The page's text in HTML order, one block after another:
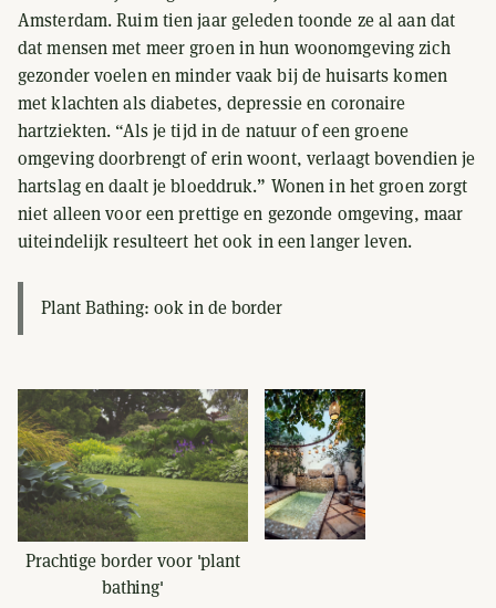
Amsterdam. Ruim tien jaar geleden toonde ze al aan dat
dat mensen met meer groen in hun woonomgeving zich
gezonder voelen en minder vaak bij de huisarts komen
met klachten als diabetes, depressie en coronaire
hartziekten. “Als je tijd in de natuur of een groene
omgeving doorbrengt of erin woont, verlaagt bovendien je
hartslag en daalt je bloeddruk.” Wonen in het groen zorgt
niet alleen voor een prettige en gezonde omgeving, maar
uiteindelijk resulteert het ook in een langer leven.
Plant Bathing: ook in de border
Prachtige border voor 'plant
bathing'